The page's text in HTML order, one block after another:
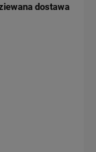
dostawa